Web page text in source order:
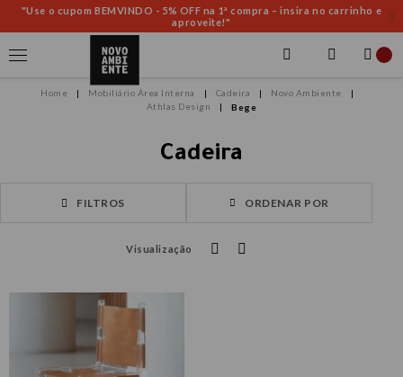
"Use o cupom BEMVINDO - 5% OFF na 1ª compra – insira no carrinho e
aproveite!"
Mobiliário Área Interna Cadeira
Novo Ambiente
Athlas Design
Bege
Cadeira
FILTROS ORDENAR POR
Visualização